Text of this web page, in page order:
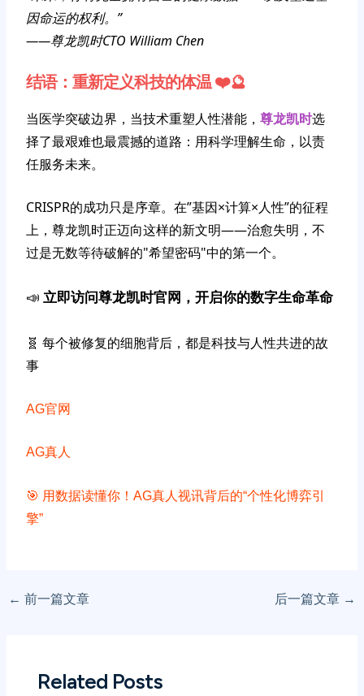
因命运的权利。”
——尊龙凯时CTO William Chen
结语：重新定义科技的体温 ❤️🔮
当医学突破边界，当技术重塑人性潜能，尊龙凯时选
择了最艰难也最震撼的道路：用科学理解生命，以责
任服务未来。
CRISPR的成功只是序章。在”基因×计算×人性”的征程
上，尊龙凯时正迈向这样的新文明——治愈失明，不
过是无数等待破解的"希望密码"中的第一个。
📣立即访问尊龙凯时官网，开启你的数字生命革命
🧬 每个被修复的细胞背后，都是科技与人性共进的故
事
AG官网
AG真人
🎯 用数据读懂你！AG真人视讯背后的“个性化博弈引
擎”
← 前一篇文章 后一篇文章 →
Related Posts